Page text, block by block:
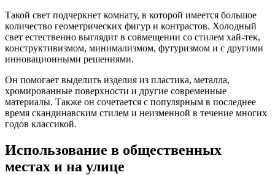
Такой свет подчеркнет комнату, в которой имеется большое
количество геометрических фигур и контрастов. Холодный
свет естественно выглядит в совмещении со стилем хай-тек,
конструктивизмом, минимализмом, футуризмом и с другими
инновационными решениями.
Он помогает выделить изделия из пластика, металла,
хромированные поверхности и другие современные
материалы. Также он сочетается с популярным в последнее
время скандинавским стилем и неизменной в течение многих
годов классикой.
Использование в общественных
местах и на улице